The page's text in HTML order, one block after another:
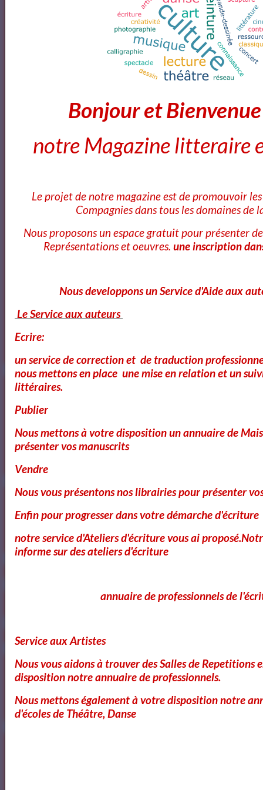
Promotion V (Concert de clôture)
À une robe rose - Théophile Gautier lu par Yvon Jean
Avril
Avril
Bibliothéque audio Poésie
Notre Bibliothéque Théâtrale
Bibliothéque des Pièces de Théâtre
Bonjour et
notre Magazine litteraire
Le projet de notre magazine est de promouvoir
Compagnies dans tous les domaines de
Nous proposons un espace gratuit pour présenter
Représentations et oeuvres. une inscription
Nous developpons un Service d'Aide aux
Le Service aux auteurs
Ecrire:
un service de correction et de traduction
nous mettons en place une mise en relation et un
littéraires.
Publier
Nous mettons à votre disposition un annuaire de
présenter vos manuscrits
Vendre
Nous vous présentons nos librairies pour présenter
Enfin pour progresser dans votre démarche d'écriture
notre service d'Ateliers d'écriture vous ai
informe sur des ateliers d'écriture
annuaire de professionnels de
Service aux Artistes
Nous vous aidons à trouver des Salles de Repetitions
disposition notre annuaire de professionnels.
Nous mettons également à votre disposition notre
d'écoles de Théâtre, Danse